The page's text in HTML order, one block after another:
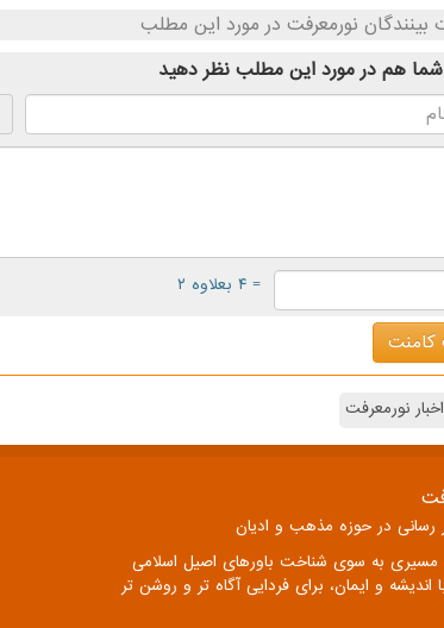
بینندگان نورمعرفت در مورد این مطلب
شما هم در مورد این مطلب نظر دهید
= ۴ بعلاوه ۲
نورمعرفت
رسانی در حوزه مذهب و ادیان
مسیری به سوی شناخت باورهای اصیل اسلامی
و ایمان، برای فردایی آگاه تر و روشن تر